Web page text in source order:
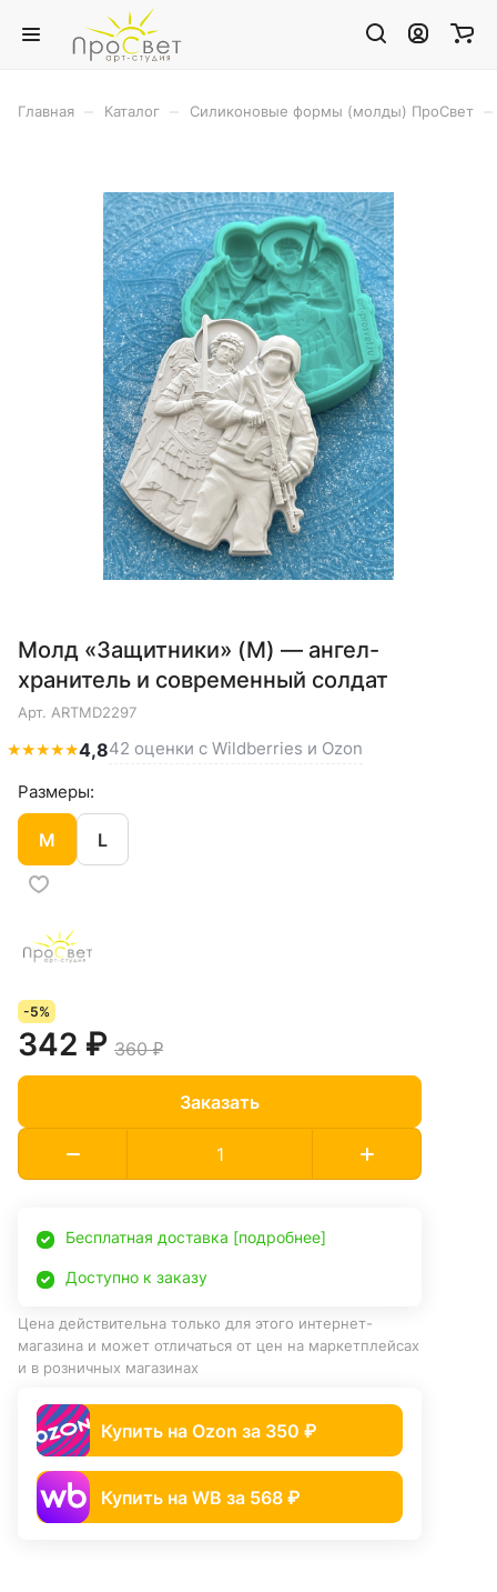
Главная Каталог Силиконовые формы (молды) ПроСвет
Молд «Защитники» (M) — ангел-
хранитель и современный солдат
Арт. ARTMD2297
★★★★★4,842 оценки с Wildberries и Ozon
Размеры:
M L
-5%
342 ₽ 360 ₽
Заказать
Бесплатная доставка [подробнее]
Доступно к заказу
Цена действительна только для этого интернет-
магазина и может отличаться от цен на маркетплейсах
и в розничных магазинах
Купить на Ozon за 350 ₽
Купить на WB за 568 ₽